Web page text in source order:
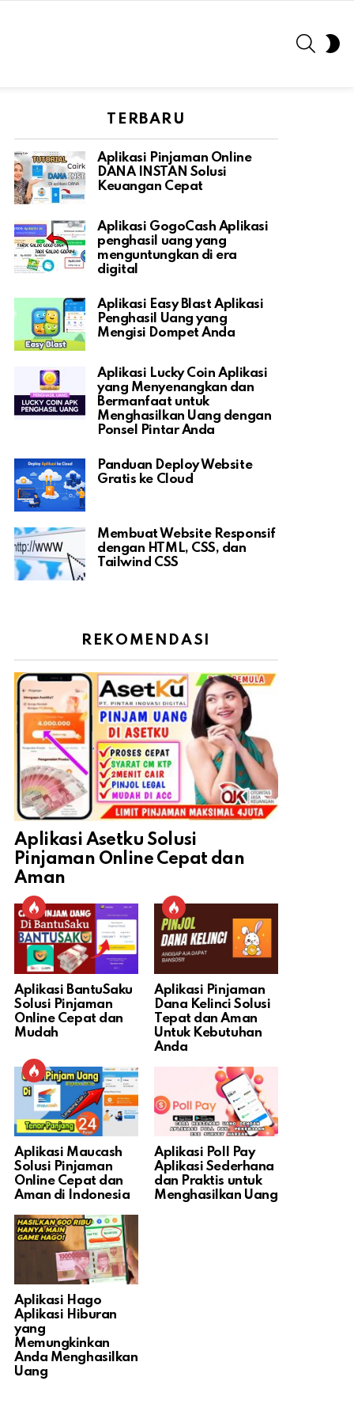
TERBARU
Aplikasi Pinjaman Online
DANA INSTAN Solusi
Keuangan Cepat
Aplikasi GogoCash Aplikasi
penghasil uang yang
menguntungkan di era
digital
Aplikasi Easy Blast Aplikasi
Penghasil Uang yang
Mengisi Dompet Anda
Aplikasi Lucky Coin Aplikasi
yang Menyenangkan dan
Bermanfaat untuk
Menghasilkan Uang dengan
Ponsel Pintar Anda
Panduan Deploy Website
Gratis ke Cloud
Membuat Website Responsif
dengan HTML, CSS, dan
Tailwind CSS
REKOMENDASI
Aplikasi Asetku Solusi
Pinjaman Online Cepat dan
Aman
Aplikasi BantuSaku
Solusi Pinjaman
Online Cepat dan
Mudah
Aplikasi Pinjaman
Dana Kelinci Solusi
Tepat dan Aman
Untuk Kebutuhan
Anda
Aplikasi Maucash
Solusi Pinjaman
Online Cepat dan
Aman di Indonesia
Aplikasi Poll Pay
Aplikasi Sederhana
dan Praktis untuk
Menghasilkan Uang
Aplikasi Hago
Aplikasi Hiburan
yang
Memungkinkan
Anda Menghasilkan
Uang